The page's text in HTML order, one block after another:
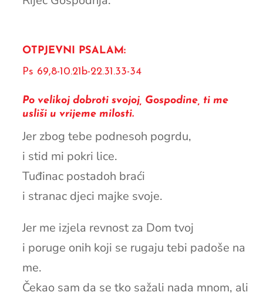
OTPJEVNI PSALAM:
Ps 69,8-10.21b-22.31.33-34
Po velikoj dobroti svojoj, Gospodine, ti me
usliši u vrijeme milosti.
Jer zbog tebe podnesoh pogrdu,
i stid mi pokri lice.
Tuđinac postadoh braći
i stranac djeci majke svoje.
Jer me izjela revnost za Dom tvoj
i poruge onih koji se rugaju tebi padoše na
me.
Čekao sam da se tko sažali nada mnom, ali